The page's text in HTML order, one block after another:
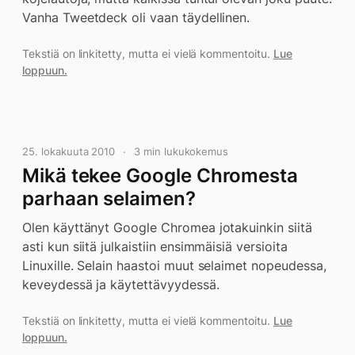
Vanha Tweetdeck oli vaan täydellinen.
Tekstiä on linkitetty, mutta ei vielä kommentoitu. Lue
loppuun.
25. lokakuuta 2010 3 min lukukokemus
Mikä tekee Google Chromesta
parhaan selaimen?
Olen käyttänyt Google Chromea jotakuinkin siitä
asti kun siitä julkaistiin ensimmäisiä versioita
Linuxille. Selain haastoi muut selaimet nopeudessa,
keveydessä ja käytettävyydessä.
Tekstiä on linkitetty, mutta ei vielä kommentoitu. Lue
loppuun.